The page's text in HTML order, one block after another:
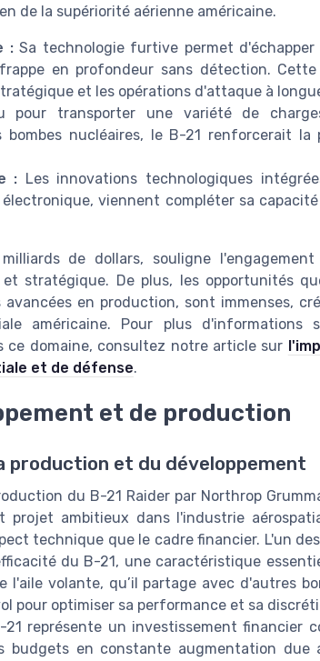
de la supériorité aérienne américaine.
:Sa technologie furtive permet d'échapper
en profondeur sans détection.
et les opérations d'attaque à
pour transporter une variété de
bombes nucléaires, le B-21 renforcerait la
: Les innovations technologiques
viennent compléter sa
de dollars, souligne
et stratégique. De plus, les opportunités
avancées en production, sont immenses,
américaine. Pour plus d'informations
ce domaine, consultez notre article sur
et de défense.
et de production
production et du développement
du B-21 Raider par Northrop
ambitieux dans l'industrie
technique que le cadre financier. L'un
du B-21, une caractéristique
l'aile volante, qu’il partage avec d'autres
pour optimiser sa performance et sa
représente un investissement financier
budgets en constante augmentation due